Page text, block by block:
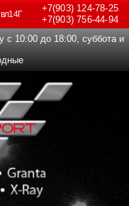
+7(903)124-78-25
+7(903)756-44-94
с 10:00 до 18:00, суббота и